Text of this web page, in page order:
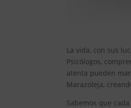
La vida, con sus
Psicólogos,
atenta pueden
Marazoleja,
Sabemos que